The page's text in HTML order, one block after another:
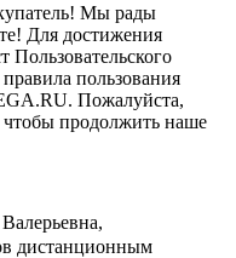
Мы рады
Для достижения
Пользовательского
пользования
Пожалуйста,
чтобы продолжить наше
дистанционным